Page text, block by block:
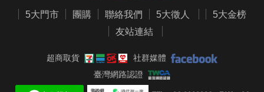
5大門市 團購 聯絡我們 5大徵人
5大金榜
友站連結
超商取貨
社群媒體
臺灣網路認證